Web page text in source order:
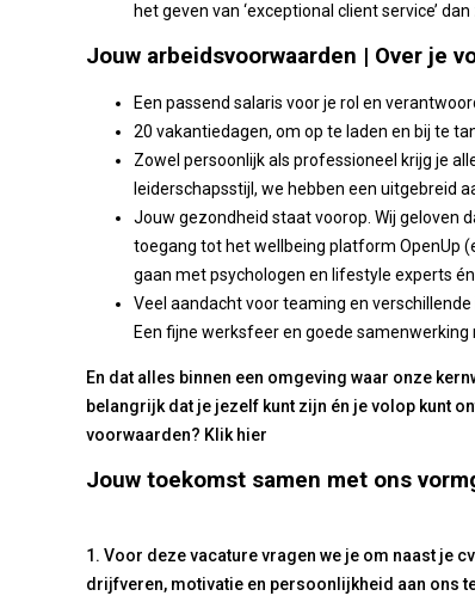
het geven van ‘exceptional client service’
Jouw arbeidsvoorwaarden | Over je
Een passend salaris voor je rol en
20 vakantiedagen, om op te laden en bij te
Zowel persoonlijk als professioneel krijg je
leiderschapsstijl, we hebben een uitgebreid
Jouw gezondheid staat voorop. Wij geloven
toegang tot het wellbeing platform OpenUp
gaan met psychologen en lifestyle experts
Veel aandacht voor teaming en
Een fijne werksfeer en goede samenwerking
En dat alles binnen een omgeving waar onze
belangrijk dat je jezelf kunt zijn én je volop kunt
voorwaarden? Klik hier
Jouw toekomst samen met ons
1. Voor deze vacature vragen we je om naast je
drijfveren, motivatie en persoonlijkheid aan ons